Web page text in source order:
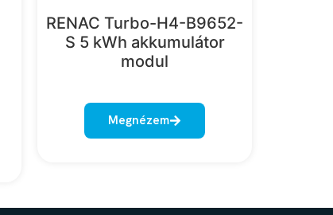
RENAC Turbo-H4-B9652-
S 5 kWh akkumulátor
modul
Megnézem